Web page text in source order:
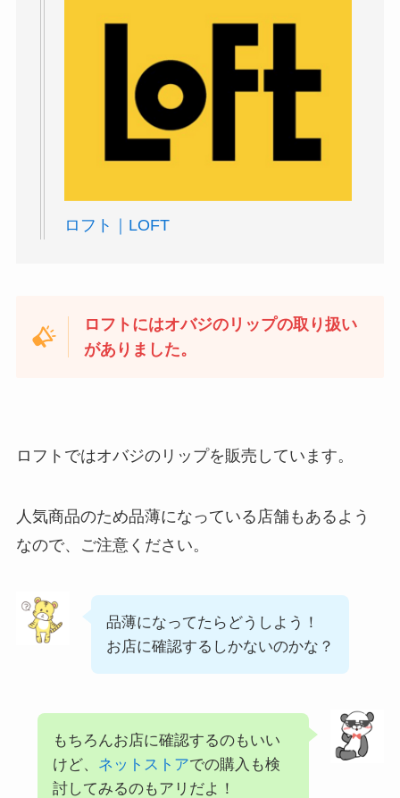
ロフト｜LOFT
ロフトにはオバジのリップの取り扱い
がありました。
ロフトではオバジのリップを販売しています。
人気商品のため品薄になっている店舗もあるよう
なので、ご注意ください。
品薄になってたらどうしよう！
お店に確認するしかないのかな？
もちろんお店に確認するのもいい
けど、 ネットストアでの購入も検
討してみるのもアリだよ！